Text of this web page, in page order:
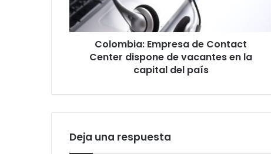
de
vacantes
en
capital
Colombia: Empresa de Contact
Center dispone de vacantes en la
capital del país
Deja una respuesta